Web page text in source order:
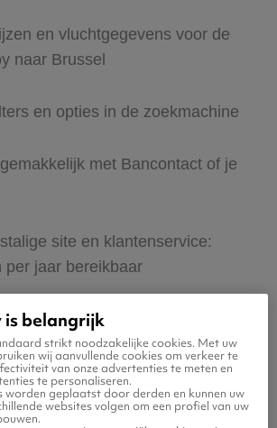
en vluchtgegevens voor de
naar Brussel
en opties in de zoekmachine
met Bancontact of je
site en klantenservice:
per jaar bereikbaar
boeken en betalen
een hotel of huurauto voor
belangrijk
strikt noodzakelijke cookies. Met uw
wij aanvullende cookies om verkeer te
van onze advertenties te meten en
te personaliseren.
worden geplaatst door derden en kunnen uw
websites volgen om een profiel van uw